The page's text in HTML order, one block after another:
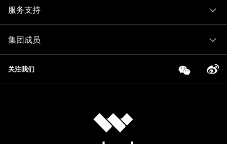
服务支持
集团成员
关注我们